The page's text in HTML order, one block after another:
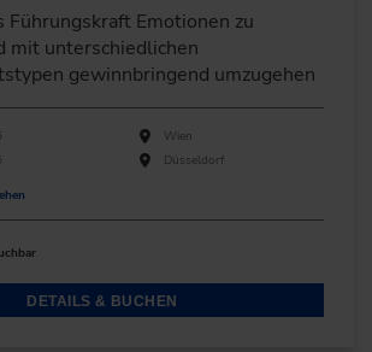
Führungskraft Emotionen zu
mit unterschiedlichen
gewinnbringend umzugehen
Wien
Düsseldorf
DETAILS & BUCHEN